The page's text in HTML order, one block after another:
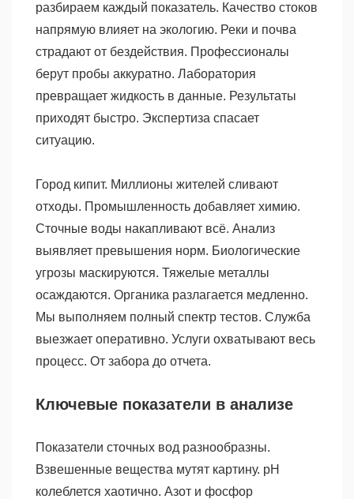
разбираем каждый показатель. Качество стоков
напрямую влияет на экологию. Реки и почва
страдают от бездействия. Профессионалы
берут пробы аккуратно. Лаборатория
превращает жидкость в данные. Результаты
приходят быстро. Экспертиза спасает
ситуацию.
Город кипит. Миллионы жителей сливают
отходы. Промышленность добавляет химию.
Сточные воды накапливают всё. Анализ
выявляет превышения норм. Биологические
угрозы маскируются. Тяжелые металлы
осаждаются. Органика разлагается медленно.
Мы выполняем полный спектр тестов. Служба
выезжает оперативно. Услуги охватывают весь
процесс. От забора до отчета.
Ключевые показатели в анализе
Показатели сточных вод разнообразны.
Взвешенные вещества мутят картину. pH
колеблется хаотично. Азот и фосфор